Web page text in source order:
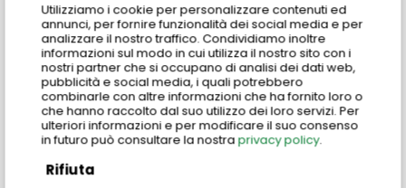
Utilizziamo i cookie per personalizzare contenuti ed
annunci, per fornire funzionalità dei social media e per
analizzare il nostro traffico. Condividiamo inoltre
informazioni sul modo in cui utilizza il nostro sito con i
nostri partner che si occupano di analisi dei dati web,
pubblicità e social media, i quali potrebbero
combinarle con altre informazioni che ha fornito loro o
che hanno raccolto dal suo utilizzo dei loro servizi. Per
ulteriori informazioni e per modificare il suo consenso
in futuro può consultare la nostra privacy policy.
Rifiuta
Inoltre, ti offriamoun ricco programma di
attività culturali e ricreativeche ti
permetteranno di scoprire la vera Italia. In
definitiva frequentare i corsi di italiano in Italia con
noi del Centro Studi Italiani significa non solo
imparare una lingua, ma immergersi in una